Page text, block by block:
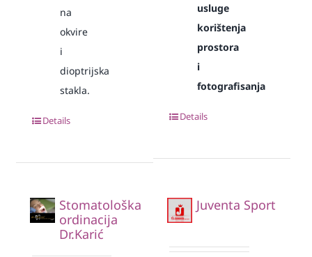
na
okvire
i
dioptrijska
stakla.
Details
usluge
korištenja
prostora
i
fotografisanja
Details
Stomatološka
ordinacija
Dr.Karić
Juventa Sport